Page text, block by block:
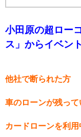
小田原の超ロー
ス」からイベン
他社で断られた方
車のローンが残って
カードローンを利